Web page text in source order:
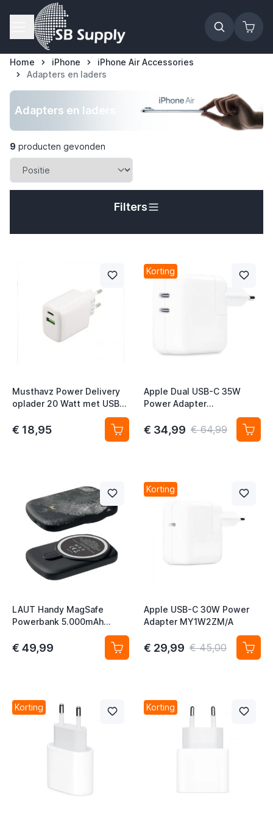
Ga naar de inhoud
Home iPhone
iPhone Air Accessories
Adapters en laders
Adapters en laders
9 producten gevonden
Filters
Musthavz Power Delivery
oplader 20 Watt met USB-A
€ 18,95
Korting
Apple Dual USB-C 35W
Power Adapter
€ 34,99 € 64,99
LAUT Handy MagSafe
Powerbank 5.000mAh
€ 49,99
Korting
Apple USB-C 30W Power
Adapter MY1W2ZM/A
€ 29,99 € 45,00
Korting Korting